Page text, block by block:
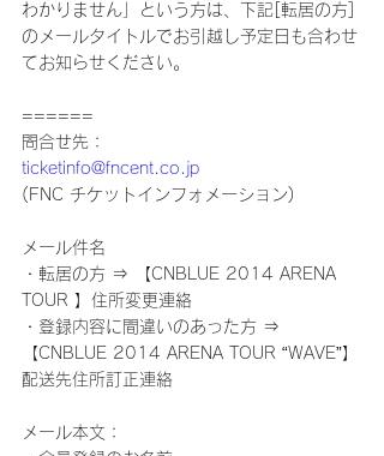
わかりません」という方は、下記[転居の方]
のメールタイトルでお引越し予定日も合わせ
てお知らせください。
======
問合せ先：
ticketinfo@fncent.co.jp
(FNC チケットインフォメーション)
メール件名
・転居の方 ⇒ 【CNBLUE 2014 ARENA
TOUR 】住所変更連絡
・登録内容に間違いのあった方 ⇒
【CNBLUE 2014 ARENA TOUR “WAVE”】
配送先住所訂正連絡
メール本文：